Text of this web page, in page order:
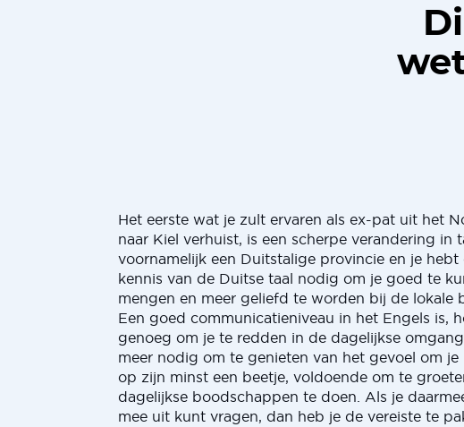
Het eerste wat je zult ervaren als ex-pat uit het
naar Kiel verhuist, is een scherpe verandering in
voornamelijk een Duitstalige provincie en je hebt
kennis van de Duitse taal nodig om je goed te
mengen en meer geliefd te worden bij de lokale
Een goed communicatieniveau in het Engels is,
genoeg om je te redden in de dagelijkse
meer nodig om te genieten van het gevoel om je
op zijn minst een beetje, voldoende om te
dagelijkse boodschappen te doen. Als je
mee uit kunt vragen, dan heb je de vereiste te